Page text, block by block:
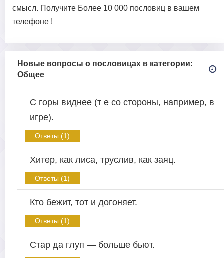
смысл. Получите Более 10 000 пословиц в вашем
телефоне !
Новые вопросы о пословицах в категории:
Общее
С горы виднее (т е со стороны, например, в
игре).
Ответы (1)
Хитер, как лиса, труслив, как заяц.
Ответы (1)
Кто бежит, тот и догоняет.
Ответы (1)
Стар да глуп — больше бьют.